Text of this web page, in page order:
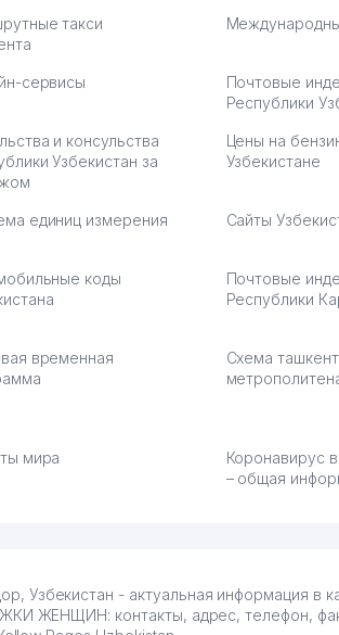
такси
сервисы
Почтовые
Республики
и консульства
Узбекистан за
Цены на
Узбекистане
единиц измерения Сайты
коды
Почтовые
Республики
временная
Схема
мира
Коронавирус
– общая
- актуальная информация в
ЖЕНЩИН: контакты, адрес, телефон,